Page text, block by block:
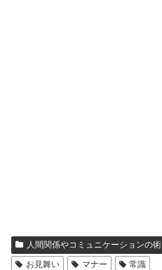
人間関係やコミュニケーションの術
お見舞い
マナー 常識